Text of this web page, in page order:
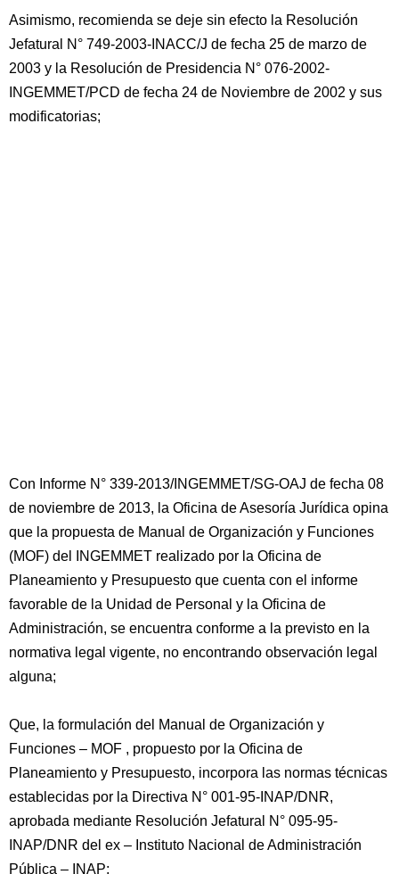
Asimismo, recomienda se deje sin efecto la Resolución
Jefatural N° 749-2003-INACC/J de fecha 25 de marzo de
2003 y la Resolución de Presidencia N° 076-2002-
INGEMMET/PCD de fecha 24 de Noviembre de 2002 y sus
modificatorias;
Con Informe N° 339-2013/INGEMMET/SG-OAJ de fecha 08
de noviembre de 2013, la Oficina de Asesoría Jurídica opina
que la propuesta de Manual de Organización y Funciones
(MOF) del INGEMMET realizado por la Oficina de
Planeamiento y Presupuesto que cuenta con el informe
favorable de la Unidad de Personal y la Oficina de
Administración, se encuentra conforme a la previsto en la
normativa legal vigente, no encontrando observación legal
alguna;
Que, la formulación del Manual de Organización y
Funciones – MOF , propuesto por la Oficina de
Planeamiento y Presupuesto, incorpora las normas técnicas
establecidas por la Directiva N° 001-95-INAP/DNR,
aprobada mediante Resolución Jefatural N° 095-95-
INAP/DNR del ex – Instituto Nacional de Administración
Pública – INAP;